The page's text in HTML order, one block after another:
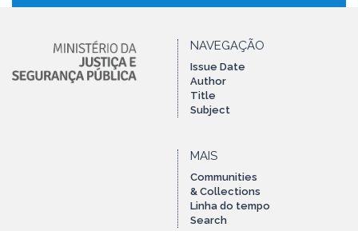
NAVEGAÇÃO
Issue Date
Author
Title
Subject
MAIS
Communities
& Collections
Linha do tempo
Search